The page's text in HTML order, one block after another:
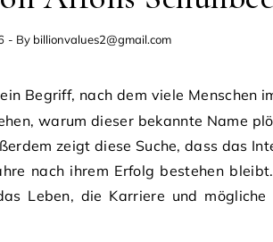
- By billionvalues2@gmail.com
Begriff, nach dem viele Menschen
warum dieser bekannte Name
zeigt diese Suche, dass das
nach ihrem Erfolg bestehen
Leben, die Karriere und mögliche